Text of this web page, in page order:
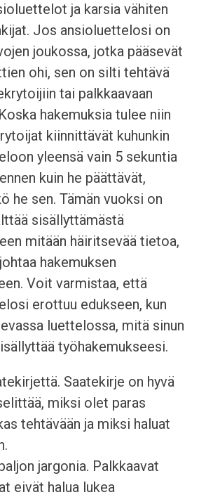
ja karsia vähiten
Jos ansioluettelosi on
joukossa, jotka pääsevät
ohi, sen on silti tehtävä
tai palkkaavaan
hakemuksia tulee niin
kiinnittävät kuhunkin
yleensä vain 5 sekuntia
kuin he päättävät,
he sen. Tämän vuoksi on
sisällyttämästä
mitään häiritsevää tietoa,
hakemuksen
Voit varmistaa, että
erottuu edukseen, kun
luettelossa, mitä sinun
työhakemukseesi.
Saatekirje on hyvä
miksi olet paras
tehtävään ja miksi haluat
jargonia. Palkkaavat
eivät halua lukea